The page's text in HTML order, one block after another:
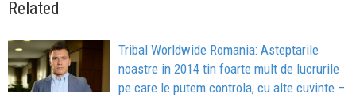
Related
Tribal Worldwide Romania: Asteptarile
noastre in 2014 tin foarte mult de lucrurile
pe care le putem controla, cu alte cuvinte –